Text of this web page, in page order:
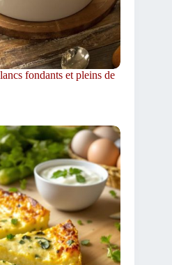
fondants et pleins de